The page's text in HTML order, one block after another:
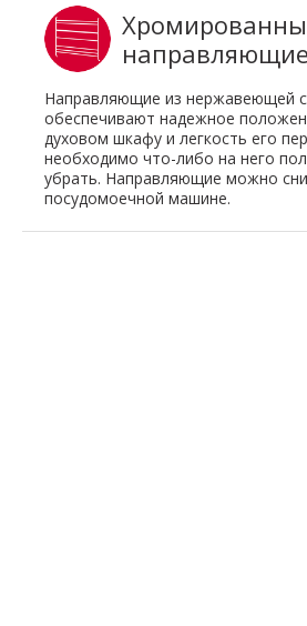
направляющие
Направляющие из нержавеющей
обеспечивают надежное
духовом шкафу и легкость его
необходимо что-либо на него
убрать. Направляющие можно
посудомоечной машине.